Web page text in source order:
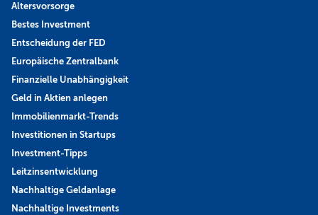
Altersvorsorge
Bestes Investment
Entscheidung der FED
Europäische Zentralbank
Finanzielle Unabhängigkeit
Geld in Aktien anlegen
Immobilienmarkt-Trends
Investitionen in Startups
Investment-Tipps
Leitzinsentwicklung
Nachhaltige Geldanlage
Nachhaltige Investments